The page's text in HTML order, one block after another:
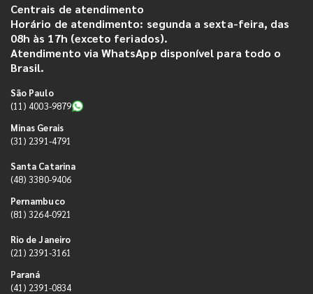
Centrais de atendimento
Horário de atendimento: segunda a sexta-feira, das
08h às 17h (exceto feriados).
Atendimento via WhatsApp disponível para todo o
Brasil.
São Paulo
(11) 4003-9879
Minas Gerais
(31) 2391-4791
Santa Catarina
(48) 3380-9406
Pernambuco
(81) 3264-0921
Rio de Janeiro
(21) 2391-3161
Paraná
(41) 2391-0834